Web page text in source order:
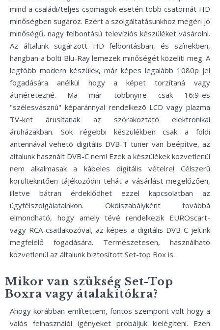
mind a családi/teljes csomagok esetén több csatornát HD
minőségben sugároz. Ezért a szolgáltatásunkhoz megéri jó
minőségű, nagy felbontású televíziós készüléket vásárolni.
Az általunk sugárzott HD felbontásban, és színekben,
hangban a bolti Blu-Ray lemezek minőségét közelíti meg. A
legtöbb modern készülék, már képes legalább 1080p jel
fogadására anélkül hogy a képet torzítaná vagy
átméretezné. Ma már többnyire csak 16:9-es
"szélesvásznú" képaránnyal rendelkezõ LCD vagy plazma
TV-ket árusítanak az szórakoztató elektronikai
áruházakban. Sok régebbi készülékben csak a földi
antennával vehetõ digitális DVB-T tuner van beépítve, az
általunk használt DVB-C nem! Ezek a készülékek közvetlenül
nem alkalmasak a kábeles digitális vételre! Célszerû
körültekintően tájékozódni tehát a vásárlást megelőzően,
illetve bátran érdeklődhet ezzel kapcsolatban az
ügyfélszolgálatainkon. Ökölszabályként továbbá
elmondható, hogy amely tévé rendelkezik EUROscart-
vagy RCA-csatlakozóval, az képes a digitális DVB-C jelünk
megfelelő fogadására. Természetesen, használható
közvetlenül az általunk biztosított Set-top Box is.
Mikor van szükség Set-Top
Boxra vagy átalakítókra?
Ahogy korábban említettem, fontos szempont volt hogy a
valós felhasználói igényeket próbáljuk kielégíteni. Ezen